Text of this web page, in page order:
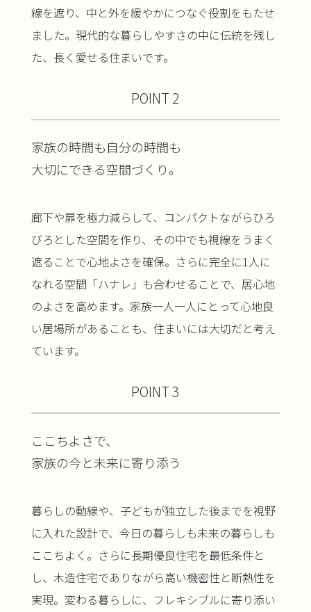
線を遮り、中と外を緩やかにつなぐ役割をもたせ
ました。現代的な暮らしやすさの中に伝統を残し
た、長く愛せる住まいです。
POINT 2
家族の時間も自分の時間も
大切にできる空間づくり。
廊下や扉を極力減らして、コンパクトながらひろ
びろとした空間を作り、その中でも視線をうまく
遮ることで心地よさを確保。さらに完全に1人に
なれる空間「ハナレ」も合わせることで、居心地
のよさを高めます。家族一人一人にとって心地良
い居場所があることも、住まいには大切だと考え
ています。
POINT 3
ここちよさで、
家族の今と未来に寄り添う
暮らしの動線や、子どもが独立した後までを視野
に入れた設計で、今日の暮らしも未来の暮らしも
ここちよく。さらに長期優良住宅を最低条件と
し、木造住宅でありながら高い機密性と断熱性を
実現。変わる暮らしに、フレキシブルに寄り添い